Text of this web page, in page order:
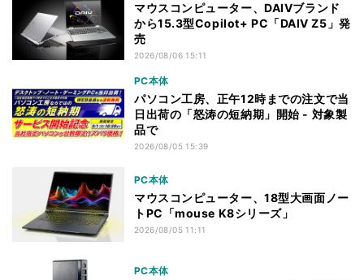
マウスコンピューター、DAIVブランド
から15.3型Copilot+ PC「DAIV Z5」発
売
2026/08/06 15:11
PC本体
パソコン工房、正午12時までの注文で当
日出荷の「怒涛の短納期」開始 - 対象製
品で
2026/08/05 15:39
PC本体
マウスコンピューター、18型大画面ノー
トPC「mouse K8シリーズ」
2026/08/05 11:11
PC本体